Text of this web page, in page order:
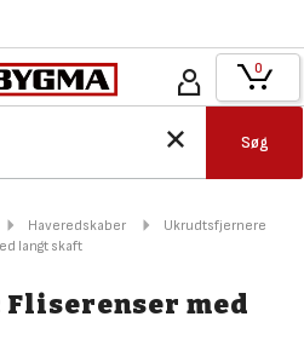
Søg
0
Haveredskaber
Ukrudtsfjernere
langt skaft
med